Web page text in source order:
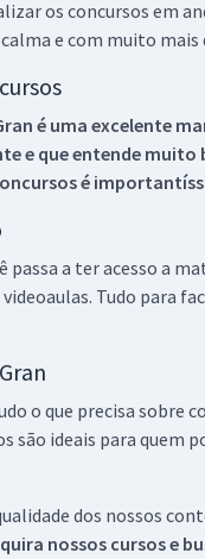
os concursos em
e com muito mais
é uma excelente
e que entende
é
passa a ter acesso a
Tudo para
o que precisa sobre
são ideais para quem
dos nossos
nossos cursos e